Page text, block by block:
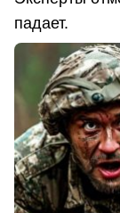
падает.